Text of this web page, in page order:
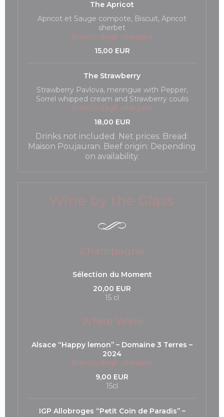
The Apricot
Apricot et Sauge compote, Biscuit, Apricot
sherbet
Elenco degli allergeni
15,00 EUR
The Strawberry
Strawberry Pavlova, meringue with Pepper,
Sorrel whipped cream and Strawberry coulis
Elenco degli allergeni
18,00 EUR
Drinks not included. Net prices. Bread:
Maison Poujauran. Beef origin: Depending
on availability.
Wine by the Glass
Champagne
Sélection du Moment
20,00 EUR
15 cl
White Wine
Alsace “Happy lemon’’ – Domaine 3 Terres –
2024
Elenco degli allergeni
9,00 EUR
15cl
IGP Allobroges “Petit Coin de Paradis’’ –